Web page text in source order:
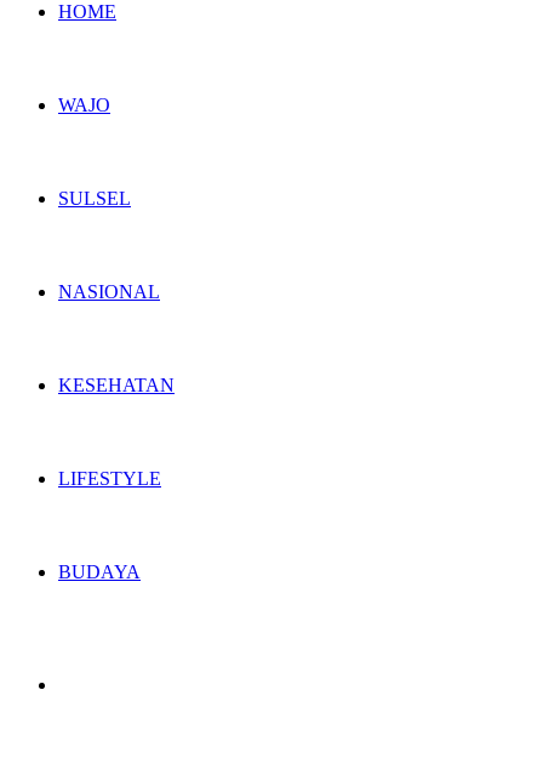
HOME
WAJO
SULSEL
NASIONAL
KESEHATAN
LIFESTYLE
BUDAYA